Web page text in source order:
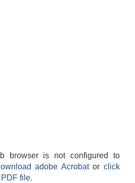
browser is not configured to
adobe Acrobatorclick
file.